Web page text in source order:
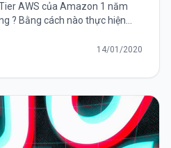
AWS của Amazon 1 năm
? Bằng cách nào thực hiện
sản phẩm...
14/01/2020